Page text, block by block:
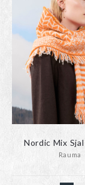
Nordic Mix
Rauma